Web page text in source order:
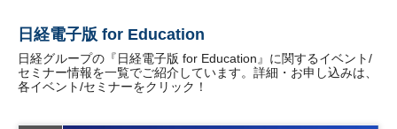
日経電子版 for Education
日経グループの『日経電子版 for Education』に関するイベント/
セミナー情報を一覧でご紹介しています。詳細・お申し込みは、
各イベント/セミナーをクリック！